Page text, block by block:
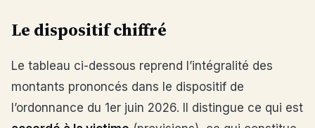
Le dispositif chiffré
Le tableau ci-dessous reprend l’intégralité des
montants prononcés dans le dispositif de
l’ordonnance du 1er juin 2026. Il distingue ce qui est